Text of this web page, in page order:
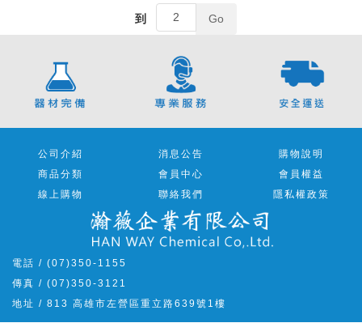
到 Go
公司介紹 消息公告
購物說明
商品分類
會員中心
會員權益
線上購物
聯絡我們 隱私權政策
電話 / (07)350-1155
傳真 / (07)350-3121
地址 / 813 高雄市左營區重立路639號1樓